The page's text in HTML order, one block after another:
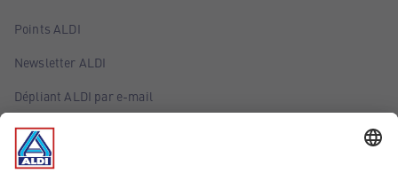
Points ALDI
Newsletter ALDI
Dépliant ALDI par e-mail
Offres
Infos essentielles